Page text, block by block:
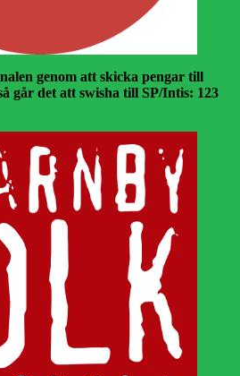
genom att skicka pengar till
går det att swisha till SP/Intis: 123